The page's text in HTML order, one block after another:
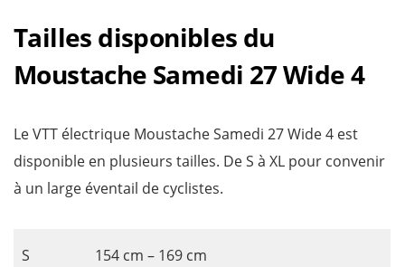
Tailles disponibles du
Moustache Samedi 27 Wide 4
Le VTT électrique Moustache Samedi 27 Wide 4 est
disponible en plusieurs tailles. De S à XL pour convenir
à un large éventail de cyclistes.
S 154 cm – 169 cm